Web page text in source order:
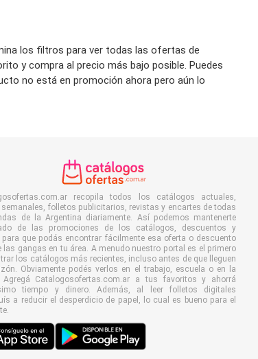
los filtros para ver todas las ofertas de
y compra al precio más bajo posible. Puedes
no está en promoción ahora pero aún lo
recopila todos los catálogos actuales,
folletos publicitarios, revistas y encartes de todas
de la Argentina diariamente. Así podemos mantenerte
de las promociones de los catálogos, descuentos y
para que podás encontrar fácilmente esa oferta o descuento
las gangas en tu área. A menudo nuestro portal es el primero
los catálogos más recientes, incluso antes de que lleguen
Obviamente podés verlos en el trabajo, escuela o en la
Agregá Catalogosofertas.com.ar a tus favoritos y ahorrá
tiempo y dinero. Además, al leer folletos digitales
a reducir el desperdicio de papel, lo cual es bueno para el